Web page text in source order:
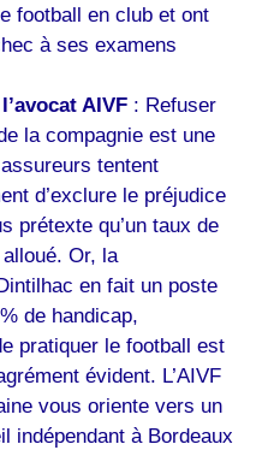
football en club et ont
à ses examens
AIVF: Refuser
la compagnie est une
tentent
d’exclure le préjudice
prétexte qu’un taux de
Or, la
en fait un poste
de handicap,
pratiquer le football est
évident. L’AIVF
vous oriente vers un
indépendant à Bordeaux